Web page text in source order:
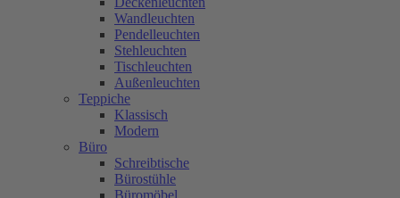
Wandleuchten
Pendelleuchten
Stehleuchten
Tischleuchten
Außenleuchten
Teppiche
Klassisch
Modern
Büro
Schreibtische
Bürostühle
Büromöbel